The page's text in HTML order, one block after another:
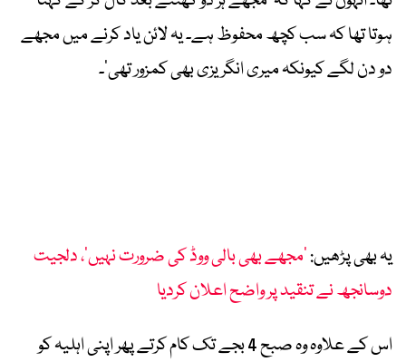
ہوتا تھا کہ سب کچھ محفوظ ہے۔ یہ لائن یاد کرنے میں مجھے
دو دن لگے کیونکہ میری انگریزی بھی کمزور تھی‘۔
یہ بھی پڑھیں:’مجھے بھی بالی ووڈ کی ضرورت نہیں‘، دلجیت
دوسانجھ نے تنقید پر واضح اعلان کردیا
اس کے علاوہ وہ صبح 4 بجے تک کام کرتے پھر اپنی اہلیہ کو